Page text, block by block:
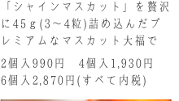
縄県）は注文不可となりま
す。ご了承ください。
「シャインマスカット」を贅沢
に45ｇ(3～4粒)詰め込んだプ
レミアムなマスカット大福で
す。リキュール酒で香り付けし
た「特製マスカット餡」とたっ
2個入990円 4個入1,930円
6個入2,870円(すべて内税)